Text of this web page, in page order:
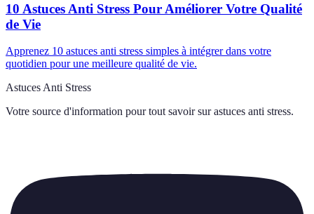
10 Astuces Anti Stress Pour Améliorer Votre Qualité
de Vie
Apprenez 10 astuces anti stress simples à intégrer dans votre
quotidien pour une meilleure qualité de vie.
Astuces Anti Stress
Votre source d'information pour tout savoir sur astuces anti stress.